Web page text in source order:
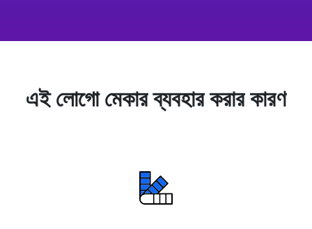
এই লোগো মেকার ব্যবহার করার কারণ